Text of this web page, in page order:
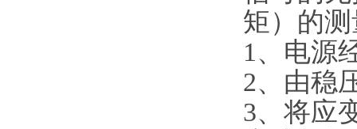
矩）的
1、电源
2、由稳
3、将应